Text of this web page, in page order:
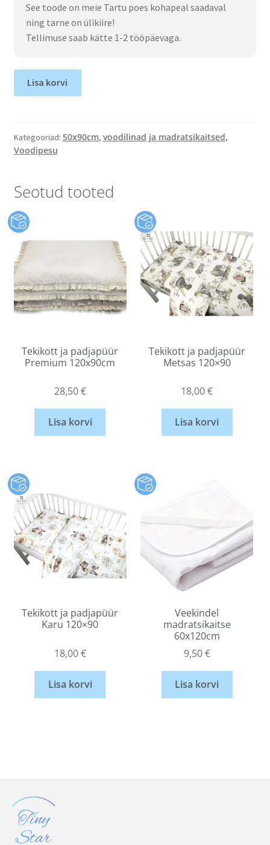
See toode on meie Tartu poes kohapeal saadaval
ning tarne on ülikiire!
Tellimuse saab kätte 1-2 tööpäevaga.
Lisa korvi
Kategooriad: 50x90cm, voodilinad ja madratsikaitsed,
Voodipesu
Seotud tooted
Tekikott ja padjapüür
Premium 120x90cm
28,50€
Lisa korvi
Tekikott ja padjapüür
Metsas 120×90
18,00€
Lisa korvi
Tekikott ja padjapüür
Karu 120×90
18,00€
Lisa korvi
Veekindel
madratsikaitse
60x120cm
9,50€
Lisa korvi